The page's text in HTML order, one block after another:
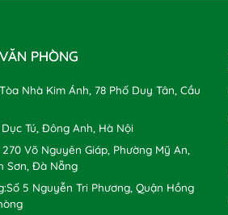
PHÒNG
Nhà Kim Ánh, 78 Phố Duy Tân, Cầu
Tú, Đông Anh, Hà Nội
Võ Nguyên Giáp, Phường Mỹ An,
Sơn, Đà Nẵng
5 Nguyễn Tri Phương, Quận Hồng